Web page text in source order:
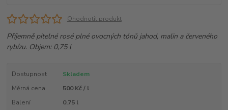
Ohodnotit produkt
Příjemně pitelné rosé plné ovocných tónů jahod, malin a červeného
rybízu. Objem: 0,75 l
Dostupnost
Skladem
Měrná cena
500 Kč / l
Balení
0.75 l